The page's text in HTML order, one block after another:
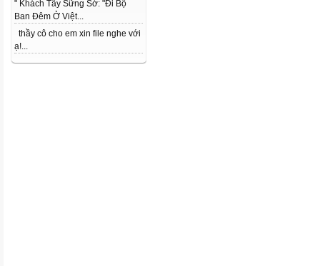
" Khách Tây Sững Sờ: "Đi Bộ
Ban Đêm Ở Việt...
thầy cô cho em xin file nghe với
ạ!...